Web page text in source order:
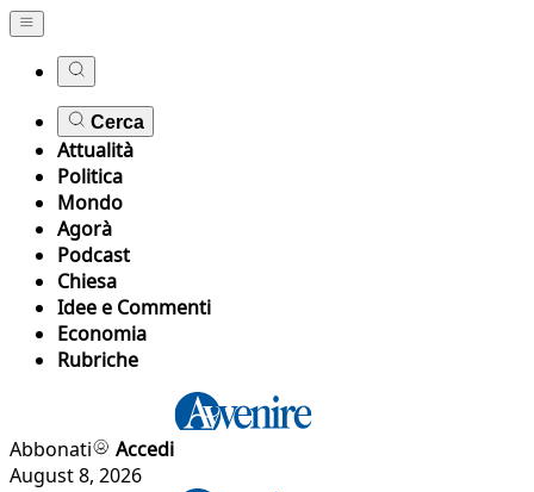
Cerca
Attualità
Politica
Mondo
Agorà
Podcast
Chiesa
Idee e Commenti
Economia
Rubriche
Abbonati
Accedi
August 8, 2026